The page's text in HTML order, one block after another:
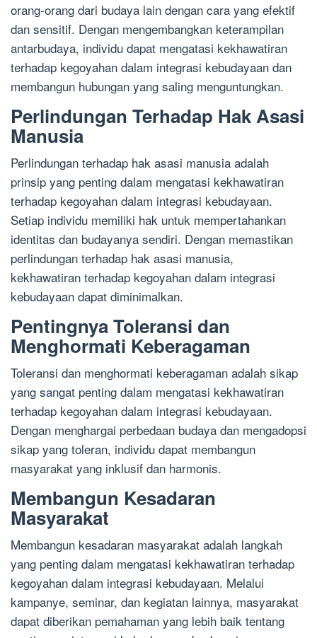
orang-orang dari budaya lain dengan cara yang efektif
dan sensitif. Dengan mengembangkan keterampilan
antarbudaya, individu dapat mengatasi kekhawatiran
terhadap kegoyahan dalam integrasi kebudayaan dan
membangun hubungan yang saling menguntungkan.
Perlindungan Terhadap Hak Asasi
Manusia
Perlindungan terhadap hak asasi manusia adalah
prinsip yang penting dalam mengatasi kekhawatiran
terhadap kegoyahan dalam integrasi kebudayaan.
Setiap individu memiliki hak untuk mempertahankan
identitas dan budayanya sendiri. Dengan memastikan
perlindungan terhadap hak asasi manusia,
kekhawatiran terhadap kegoyahan dalam integrasi
kebudayaan dapat diminimalkan.
Pentingnya Toleransi dan
Menghormati Keberagaman
Toleransi dan menghormati keberagaman adalah sikap
yang sangat penting dalam mengatasi kekhawatiran
terhadap kegoyahan dalam integrasi kebudayaan.
Dengan menghargai perbedaan budaya dan mengadopsi
sikap yang toleran, individu dapat membangun
masyarakat yang inklusif dan harmonis.
Membangun Kesadaran
Masyarakat
Membangun kesadaran masyarakat adalah langkah
yang penting dalam mengatasi kekhawatiran terhadap
kegoyahan dalam integrasi kebudayaan. Melalui
kampanye, seminar, dan kegiatan lainnya, masyarakat
dapat diberikan pemahaman yang lebih baik tentang